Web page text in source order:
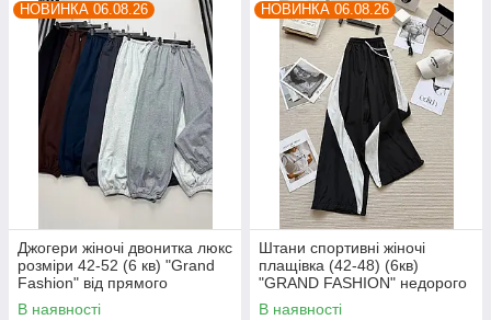
НОВИНКА 06.08.26
Джогери жіночі двонитка люкс
розміри 42-52 (6 кв) "Grand
Fashion" від прямого
постачальника
В наявності
НОВИНКА 06.08.26
Штани спортивні жіночі
плащівка (42-48) (6кв)
"GRAND FASHION" недорого
від прямого постачальника
В наявності